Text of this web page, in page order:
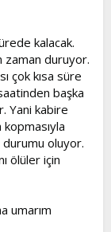
kalacak.
zaman duruyor.
çok kısa süre
başka
Yani kabire
durumu oluyor.
ölüler için
umarım